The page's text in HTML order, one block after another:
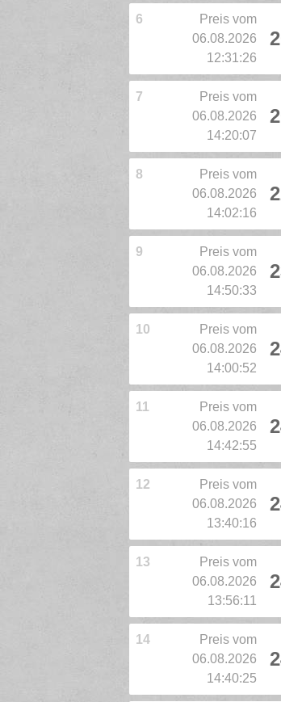
6
Preis vom
06.08.2026
12:31:26
7
Preis vom
06.08.2026
14:20:07
8
Preis vom
06.08.2026
14:02:16
9
Preis vom
06.08.2026
14:50:33
10
Preis vom
06.08.2026
14:00:52
11
Preis vom
06.08.2026
14:42:55
12
Preis vom
06.08.2026
13:40:16
13
Preis vom
06.08.2026
13:56:11
14
Preis vom
06.08.2026
14:40:25